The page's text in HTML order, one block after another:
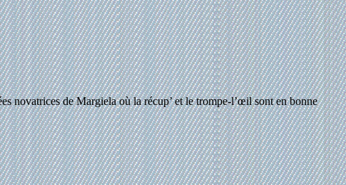
novatrices de Margiela où la récup’ et le trompe-l’œil sont en bonne